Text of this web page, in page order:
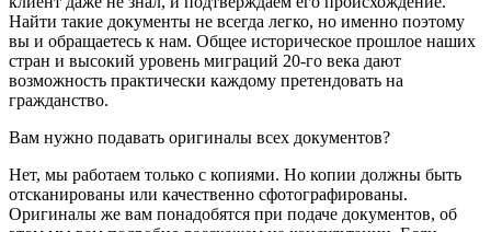
Найти такие документы не всегда легко, но именно поэтому
вы и обращаетесь к нам. Общее историческое прошлое наших
стран и высокий уровень миграций 20-го века дают
возможность практически каждому претендовать на
гражданство.
Вам нужно подавать оригиналы всех документов?
Нет, мы работаем только с копиями. Но копии должны быть
отсканированы или качественно сфотографированы.
Оригиналы же вам понадобятся при подаче документов, об